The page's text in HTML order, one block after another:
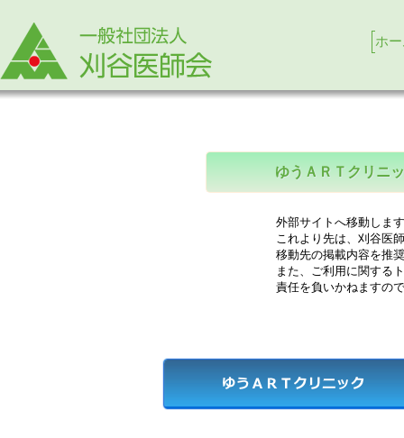
ホ
ゆうＡＲＴクリニ
外部サイトへ移動しま
これより先は、刈谷医
移動先の掲載内容を推
また、ご利用に関する
責任を負いかねますの